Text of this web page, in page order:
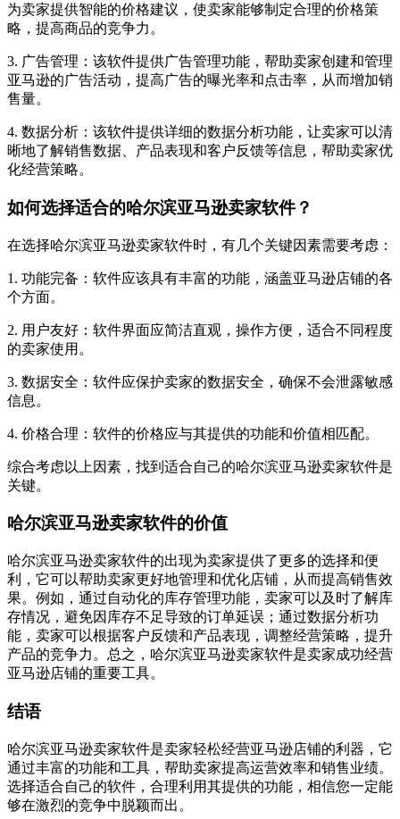
为卖家提供智能的价格建议，使卖家能够制定合理的价格策
略，提高商品的竞争力。
3. 广告管理：该软件提供广告管理功能，帮助卖家创建和管理
亚马逊的广告活动，提高广告的曝光率和点击率，从而增加销
售量。
4. 数据分析：该软件提供详细的数据分析功能，让卖家可以清
晰地了解销售数据、产品表现和客户反馈等信息，帮助卖家优
化经营策略。
如何选择适合的哈尔滨亚马逊卖家软件？
在选择哈尔滨亚马逊卖家软件时，有几个关键因素需要考虑：
1. 功能完备：软件应该具有丰富的功能，涵盖亚马逊店铺的各
个方面。
2. 用户友好：软件界面应简洁直观，操作方便，适合不同程度
的卖家使用。
3. 数据安全：软件应保护卖家的数据安全，确保不会泄露敏感
信息。
4. 价格合理：软件的价格应与其提供的功能和价值相匹配。
综合考虑以上因素，找到适合自己的哈尔滨亚马逊卖家软件是
关键。
哈尔滨亚马逊卖家软件的价值
哈尔滨亚马逊卖家软件的出现为卖家提供了更多的选择和便
利，它可以帮助卖家更好地管理和优化店铺，从而提高销售效
果。例如，通过自动化的库存管理功能，卖家可以及时了解库
存情况，避免因库存不足导致的订单延误；通过数据分析功
能，卖家可以根据客户反馈和产品表现，调整经营策略，提升
产品的竞争力。总之，哈尔滨亚马逊卖家软件是卖家成功经营
亚马逊店铺的重要工具。
结语
哈尔滨亚马逊卖家软件是卖家轻松经营亚马逊店铺的利器，它
通过丰富的功能和工具，帮助卖家提高运营效率和销售业绩。
选择适合自己的软件，合理利用其提供的功能，相信您一定能
够在激烈的竞争中脱颖而出。